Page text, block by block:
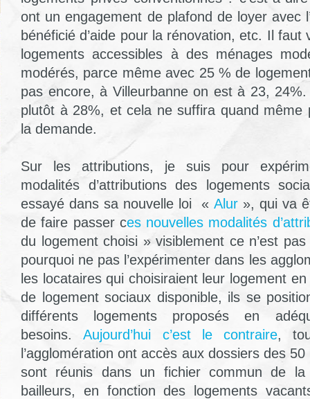
ont un engagement de plafond de loyer avec
bénéficié d’aide pour la rénovation, etc. Il faut
logements accessibles à des ménages
modérés, parce même avec 25 % de
pas encore, à Villeurbanne on est à 23, 24%.
plutôt à 28%, et cela ne suffira quand même
la demande.
Sur les attributions, je suis pour
modalités d’attributions des logements
essayé dans sa nouvelle loi « Alur », qui va
de faire passer ces nouvelles modalités
du logement choisi » visiblement ce n’est
pourquoi ne pas l’expérimenter dans les
les locataires qui choisiraient leur logement
de logement sociaux disponible, ils se
différents logements proposés en
besoins.Aujourd’hui c’est le contraire,
l’agglomération ont accès aux dossiers des
sont réunis dans un fichier commun de la
bailleurs, en fonction des logements